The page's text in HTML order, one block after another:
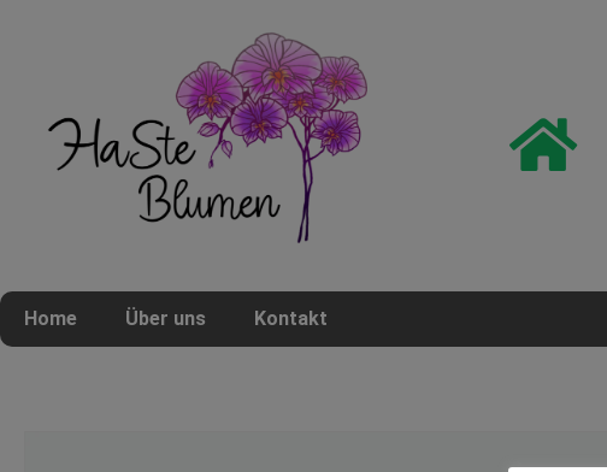
Home Über uns Kontakt